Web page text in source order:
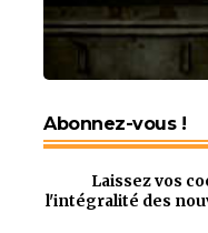
Abonnez-vous !
Laissez vos
l'intégralité des